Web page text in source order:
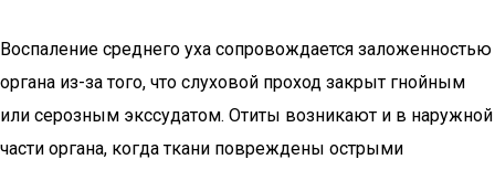
Воспаление среднего уха сопровождается заложенностью
органа из-за того, что слуховой проход закрыт гнойным
или серозным экссудатом. Отиты возникают и в наружной
части органа, когда ткани повреждены острыми